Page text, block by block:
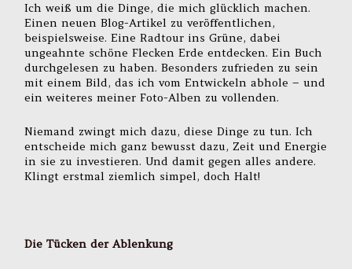
Ich weiß um die Dinge, die mich glücklich machen.
Einen neuen Blog-Artikel zu veröffentlichen,
beispielsweise. Eine Radtour ins Grüne, dabei
ungeahnte schöne Flecken Erde entdecken. Ein Buch
durchgelesen zu haben. Besonders zufrieden zu sein
mit einem Bild, das ich vom Entwickeln abhole – und
ein weiteres meiner Foto-Alben zu vollenden.
Niemand zwingt mich dazu, diese Dinge zu tun. Ich
entscheide mich ganz bewusst dazu, Zeit und Energie
in sie zu investieren. Und damit gegen alles andere.
Klingt erstmal ziemlich simpel, doch Halt!
Die Tücken der Ablenkung